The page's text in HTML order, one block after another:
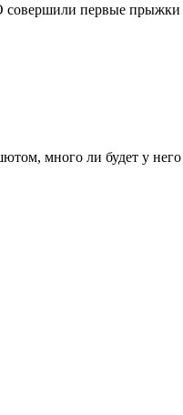
совершили первые
много ли будет у